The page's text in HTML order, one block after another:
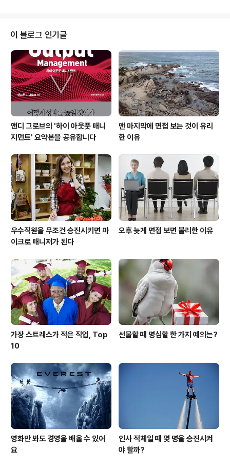
확실하고 불투명한 상황이라면 많은 사람들이 기회를 미루
는 경향이 있습니다. 예를 들자면, 제품의 출시 시기를 재빼
르게 결정하기보다는 일단 출시를 미루고 상황을 보면서
출시 시기를 정하자고 결정내리기 쉽죠. 여기서 '상황을 지
켜보자'는 말은 결정을 하지 않고 기다리면 유용한 정보를
얻을 수 있거나, 우리에게 유리한 쪽으..
이 블로그 인기글
앤디 그로브의 '하이 아웃풋 매니
지먼트' 요약본을 공유합니다
맨 마지막에 면접 보는 것이 유리
한 이유
우수직원을 무조건 승진시키면 마
이크로 매니저가 된다
오후 늦게 면접 보면 불리한 이유
가장 스트레스가 적은 직업, Top
10
선물할 때 명심할 한 가지 예의는?
영화만 봐도 경영을 배울 수 있어
요
인사 적체일 때 몇 명을 승진시켜
야 할까?